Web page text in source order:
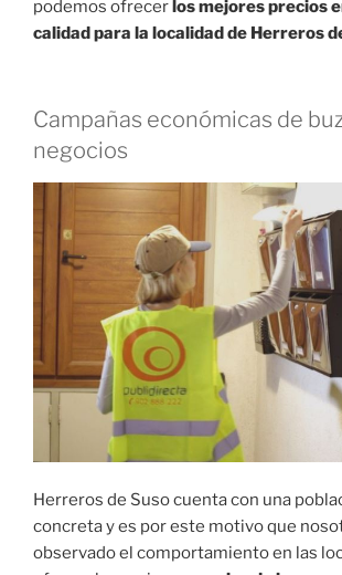
podemos ofrecerlos mejores precios
calidad para la localidad de Herreros
Campañas económicas de
negocios
Herreros de Suso cuenta con una
concreta y es por este motivo que
observado el comportamiento en las